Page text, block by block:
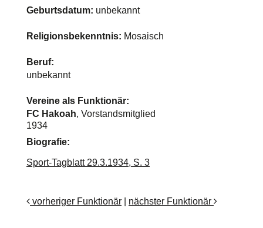
Geburtsdatum: unbekannt
Religionsbekenntnis: Mosaisch
Beruf:
unbekannt
Vereine als Funktionär:
FC Hakoah, Vorstandsmitglied
1934
Biografie:
Sport-Tagblatt 29.3.1934, S. 3
vorheriger Funktionär nächster Funktionär